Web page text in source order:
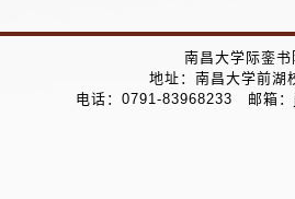
南昌大学际銮书
地址：南昌大学前湖
电话：0791-83968233 邮箱